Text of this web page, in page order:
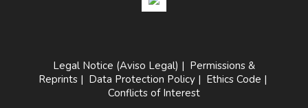
Legal Notice (Aviso Legal) | Permissions &
Reprints | Data Protection Policy | Ethics Code |
Conflicts of Interest